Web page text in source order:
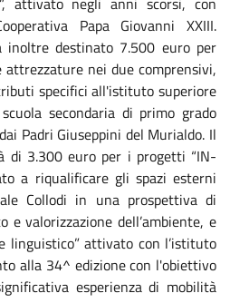
Papa Giovanni XXIII.
inoltre destinato 7.500 euro per
attrezzature nei due comprensivi,
specifici all'istituto superiore
secondaria di primo grado
Padri Giuseppini del Murialdo. Il
di 3.300 euro per i progetti “IN-
a riqualificare gli spazi esterni
Collodi in una prospettiva di
e valorizzazione dell’ambiente, e
linguistico” attivato con l’istituto
alla 34^ edizione con l'obiettivo
esperienza di mobilità